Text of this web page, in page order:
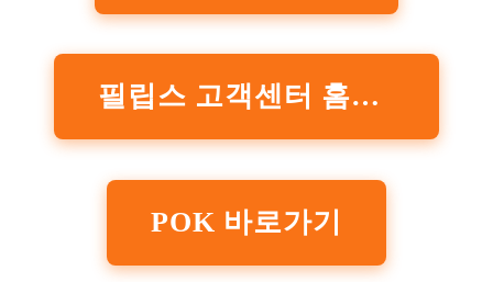
필립스 고객센터 홈페이지
POK 바로가기